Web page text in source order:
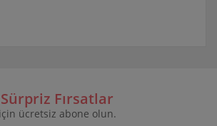
Yorum Yaz
bozuk veya görüntülenemiyor.
Sürpriz Fırsatlar
için ücretsiz abone olun.